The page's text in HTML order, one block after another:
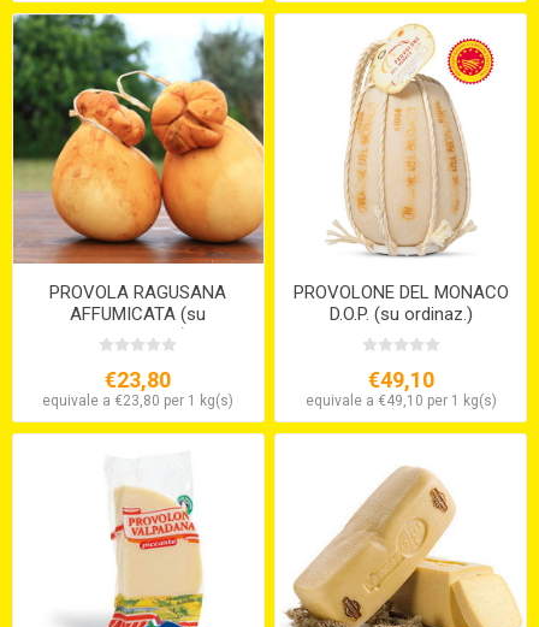
PROVOLA RAGUSANA
AFFUMICATA (su
ordinazione)
€23,80
equivale a €23,80 per 1 kg(s)
PROVOLONE DEL MONACO
D.O.P. (su ordinaz.)
€49,10
equivale a €49,10 per 1 kg(s)